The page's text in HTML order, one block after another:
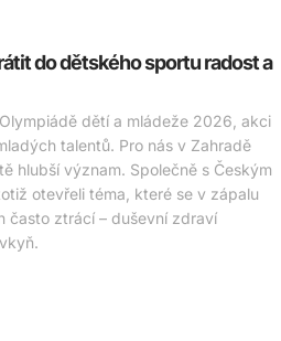
do dětského sportu radost a
dětí a mládeže 2026, akci
talentů. Pro nás v Zahradě
hlubší význam. Společně s Českým
otevřeli téma, které se v zápalu
často ztrácí – duševní zdraví